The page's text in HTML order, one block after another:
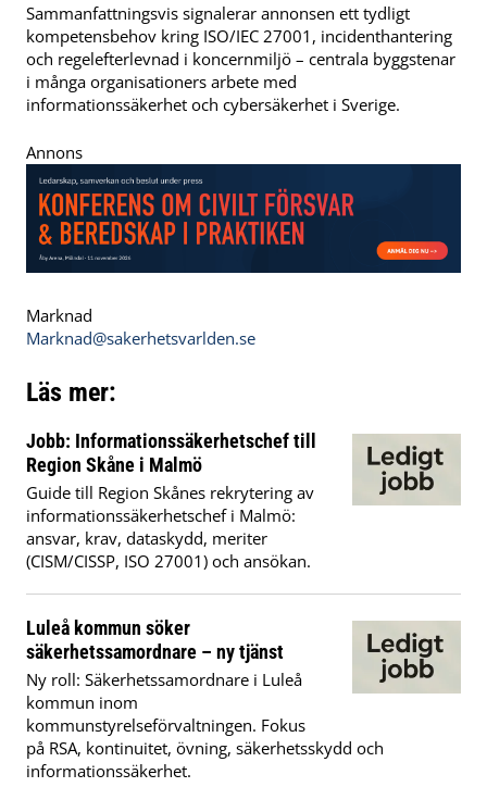
Sammanfattningsvis signalerar annonsen ett tydligt
kompetensbehov kring ISO/IEC 27001, incidenthantering
och regelefterlevnad i koncernmiljö – centrala byggstenar
i många organisationers arbete med
informationssäkerhet och cybersäkerhet i Sverige.
Annons
Marknad
Marknad@sakerhetsvarlden.se
Läs mer:
Jobb: Informationssäkerhetschef till
Region Skåne i Malmö
Guide till Region Skånes rekrytering av
informationssäkerhetschef i Malmö:
ansvar, krav, dataskydd, meriter
(CISM/CISSP, ISO 27001) och ansökan.
Luleå kommun söker
säkerhetssamordnare – ny tjänst
Ny roll: Säkerhetssamordnare i Luleå
kommun inom
kommunstyrelseförvaltningen. Fokus
på RSA, kontinuitet, övning, säkerhetsskydd och
informationssäkerhet.